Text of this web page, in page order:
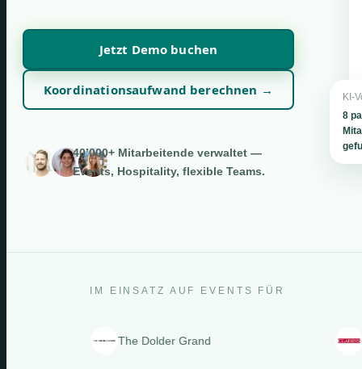
Jetzt Demo buchen
Koordinationsaufwand berechnen →
40’000+ Mitarbeitende verwaltet —
Events, Hospitality, flexible Teams.
KI-
8
IM EINSATZ AUF EVENTS FÜR
The Dolder Grand Clarins